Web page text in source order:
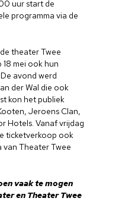
uur start de
programma via de
theater Twee
mei ook hun
avond werd
der Wal die ook
kon het publiek
Jeroens Clan,
Hotels. Vanaf vrijdag
ticketverkoop ook
Theater Twee
vaak te mogen
en Theater Twee
Cultuur op school
Over ons
Nieuwsbrief
Doneren